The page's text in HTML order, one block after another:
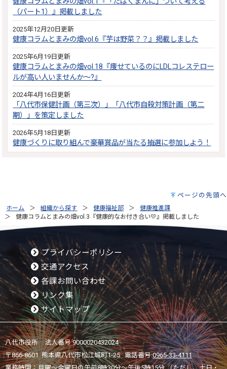
（パート1）』掲載しました
2025年12月20日更新
健康コラムとまみの畑vol.6『芋は野菜？？』掲載しました
2025年6月19日更新
健康コラムとまみの畑vol.18『痩せているのにLDLコレステロー
ルが高い人いませんか～?』
2024年4月16日更新
「八代市保健計画（第三次）」「八代市自殺対策計画（第二
期）」を策定しました
2026年5月18日更新
健康づくりに取り組んで豪華賞品が当たる抽選に参加しよう！
ページの先頭へ
ホーム 組織から探す 健康福祉部
健康推進課
健康コラムとまみの畑vol.3『健康的なお付き合い💛』掲載しました
プライバシーポリシー
交通アクセス
各課お問い合わせ
リンク集
サイトマップ
八代市役所 法人番号 9000020432024
〒866-8601 熊本県八代市松江城町1-25 電話番号:0965-33-4111